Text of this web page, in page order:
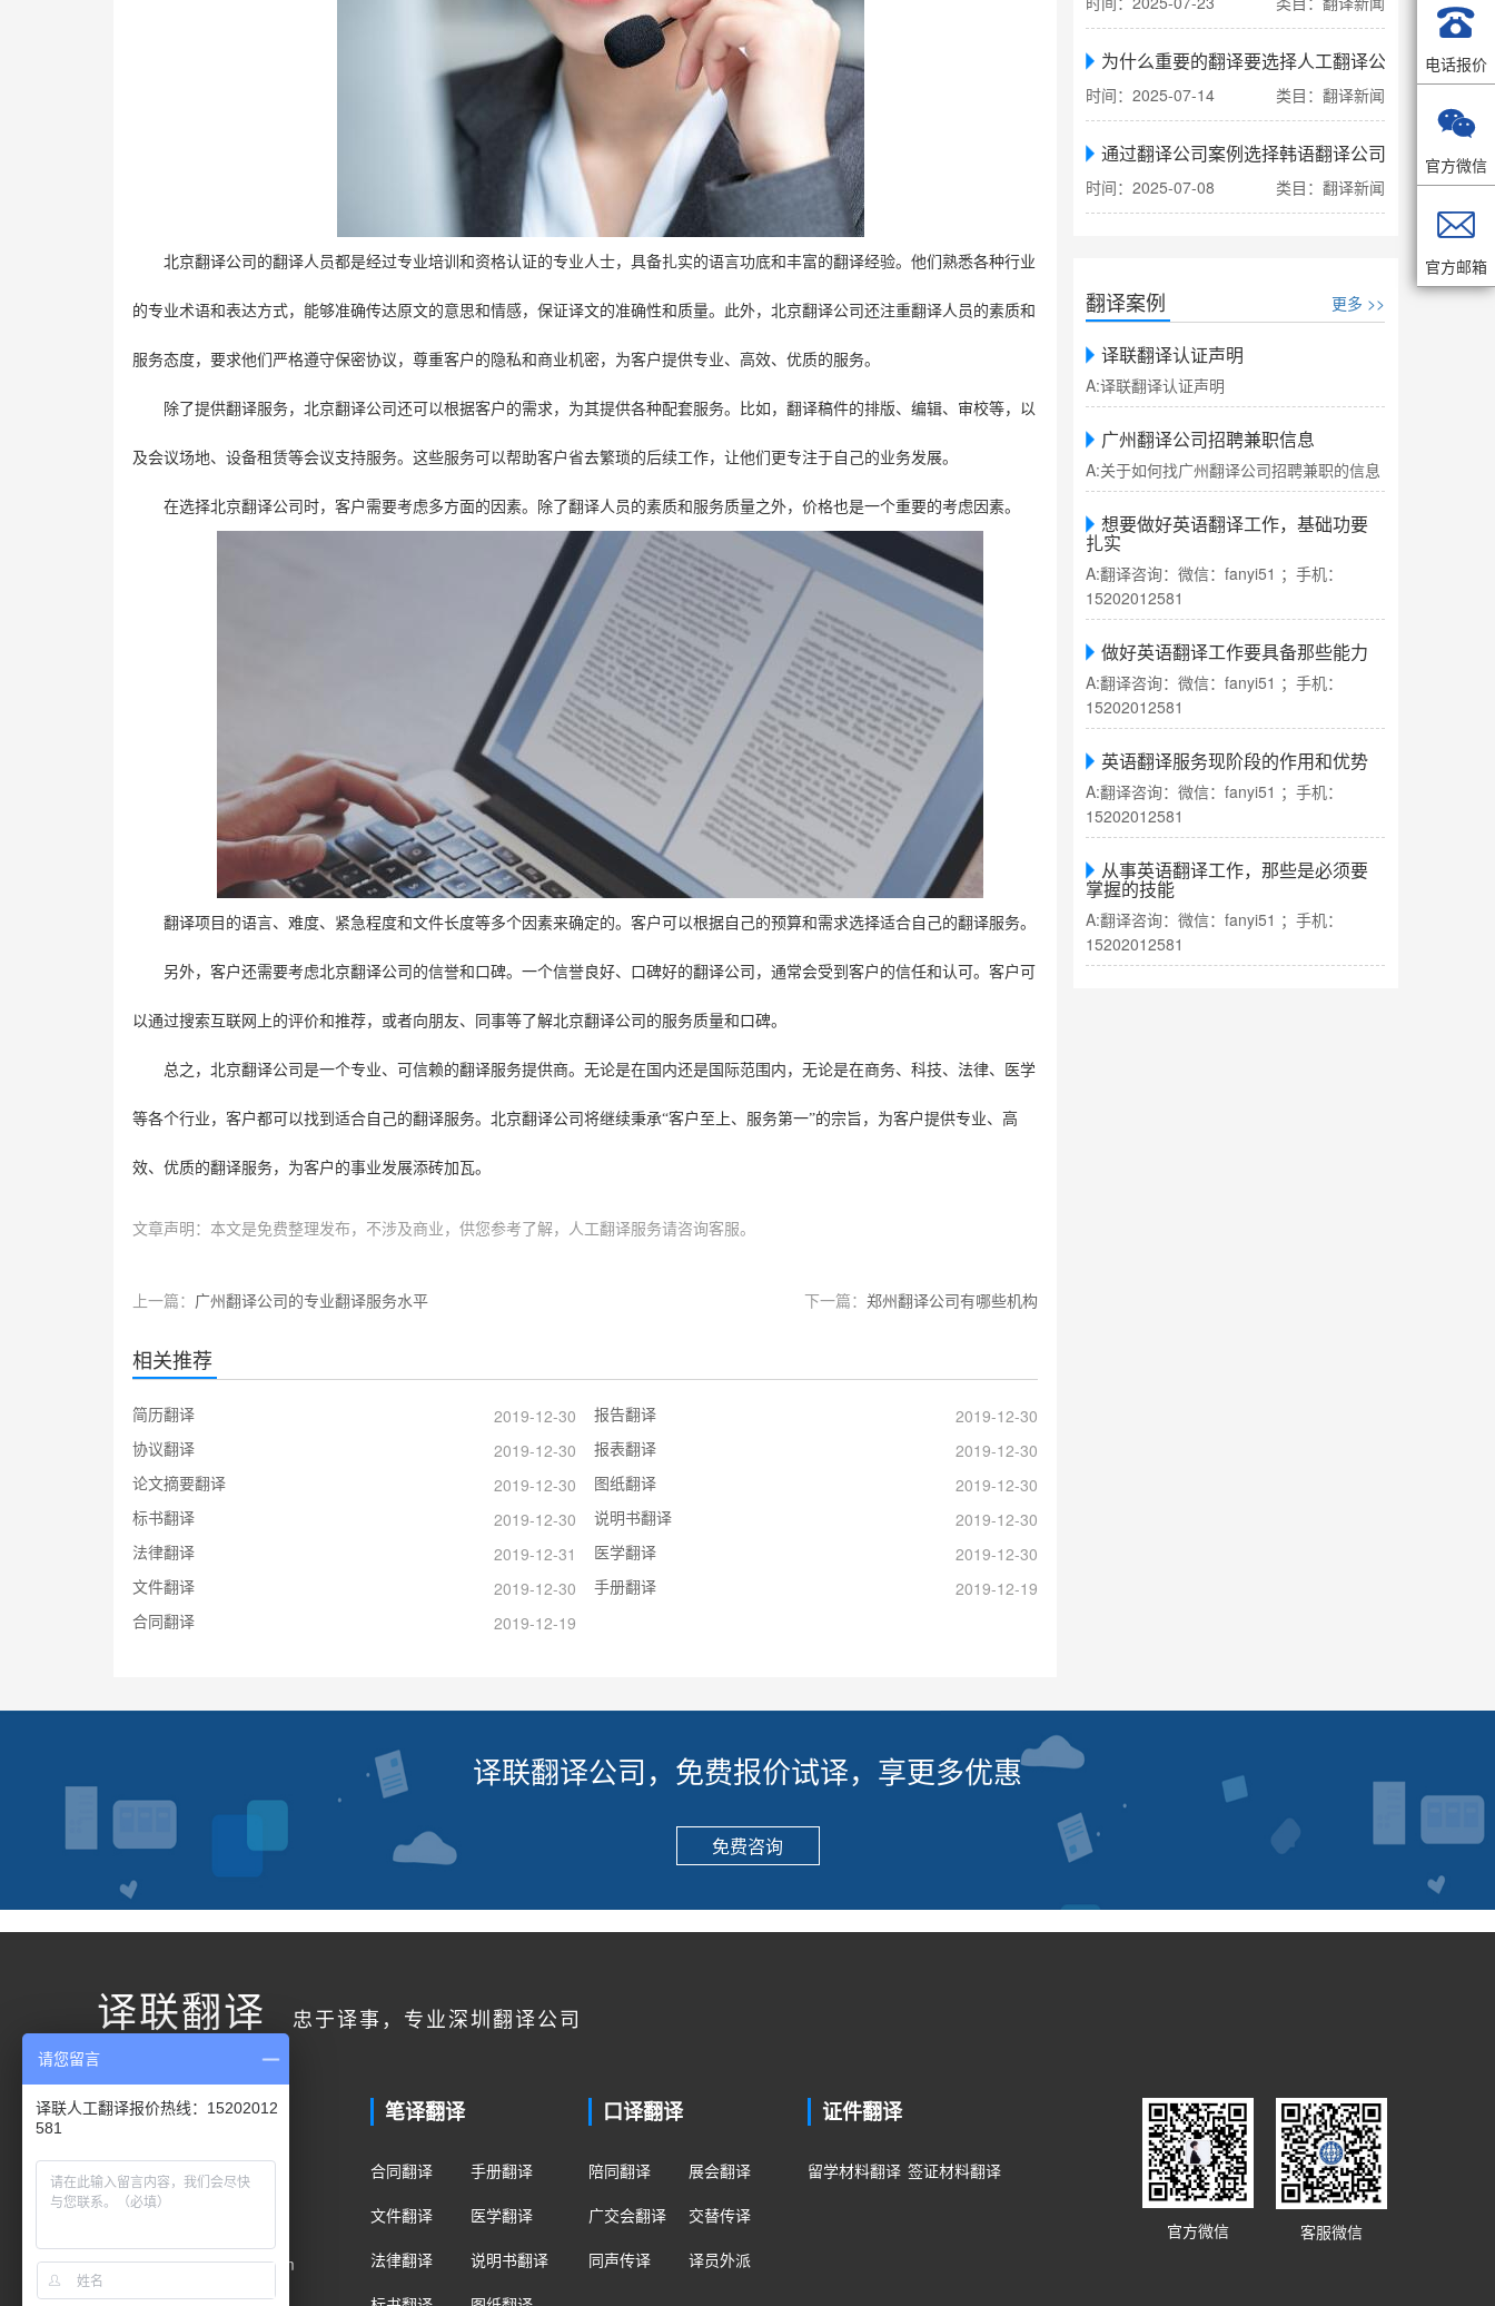
北京翻译公司的翻译人员都是经过专业培训和资格认证的专业人士，具备扎实的语言功底和丰富的翻译经验。他们熟悉各种行业
的专业术语和表达方式，能够准确传达原文的意思和情感，保证译文的准确性和质量。此外，北京翻译公司还注重翻译人员的素质和
服务态度，要求他们严格遵守保密协议，尊重客户的隐私和商业机密，为客户提供专业、高效、优质的服务。
除了提供翻译服务，北京翻译公司还可以根据客户的需求，为其提供各种配套服务。比如，翻译稿件的排版、编辑、审校等，以
及会议场地、设备租赁等会议支持服务。这些服务可以帮助客户省去繁琐的后续工作，让他们更专注于自己的业务发展。
在选择北京翻译公司时，客户需要考虑多方面的因素。除了翻译人员的素质和服务质量之外，价格也是一个重要的考虑因素。
翻译项目的语言、难度、紧急程度和文件长度等多个因素来确定的。客户可以根据自己的预算和需求选择适合自己的翻译服务。
另外，客户还需要考虑北京翻译公司的信誉和口碑。一个信誉良好、口碑好的翻译公司，通常会受到客户的信任和认可。客户可
以通过搜索互联网上的评价和推荐，或者向朋友、同事等了解北京翻译公司的服务质量和口碑。
总之，北京翻译公司是一个专业、可信赖的翻译服务提供商。无论是在国内还是国际范围内，无论是在商务、科技、法律、医学
等各个行业，客户都可以找到适合自己的翻译服务。北京翻译公司将继续秉承“客户至上、服务第一”的宗旨，为客户提供专业、高
效、优质的翻译服务，为客户的事业发展添砖加瓦。
文章声明：本文是免费整理发布，不涉及商业，供您参考了解，人工翻译服务请咨询客服。
上一篇： 广州翻译公司的专业翻译服务水平 下一篇： 郑州翻译公司有哪些机构
相关推荐
简历翻译 2019-12-30 报告翻译
2019-12-30
协议翻译
2019-12-30 报表翻译
2019-12-30
论文摘要翻译
2019-12-30 图纸翻译
2019-12-30
标书翻译
2019-12-30 说明书翻译
2019-12-30
法律翻译
2019-12-31 医学翻译
2019-12-30
文件翻译
2019-12-30 手册翻译
2019-12-19
合同翻译
2019-12-19
为什么重要的翻译要选择人工翻译公司
时间：2025-07-14 类目：翻译新闻
通过翻译公司案例选择韩语翻译公司
时间：2025-07-08 类目：翻译新闻
翻译案例 更多 >>
译联翻译认证声明
A:译联翻译认证声明
广州翻译公司招聘兼职信息
A:关于如何找广州翻译公司招聘兼职的信息
想要做好英语翻译工作，基础功要
扎实
A:翻译咨询：微信：fanyi51 ；手机：
15202012581
做好英语翻译工作要具备那些能力
A:翻译咨询：微信：fanyi51 ；手机：
15202012581
英语翻译服务现阶段的作用和优势
A:翻译咨询：微信：fanyi51 ；手机：
15202012581
从事英语翻译工作，那些是必须要
掌握的技能
A:翻译咨询：微信：fanyi51 ；手机：
15202012581
译联翻译公司，免费报价试译，享更多优惠
免费咨询
译联翻译 忠于译事，专业深圳翻译公司
联系我们
客户服务
400电话：400-178-1661
Email：fanyi@translian.com
笔译翻译
合同翻译
手册翻译
文件翻译
医学翻译
法律翻译
说明书翻译
口译翻译
陪同翻译
展会翻译
广交会翻译
交替传译
同声传译
译员外派
证件翻译
留学材料翻译 签证材料翻译
客服微信
官方微信

电话报价

官方微信

官方邮箱
请您留言
译联人工翻译报价热线：15202012
581